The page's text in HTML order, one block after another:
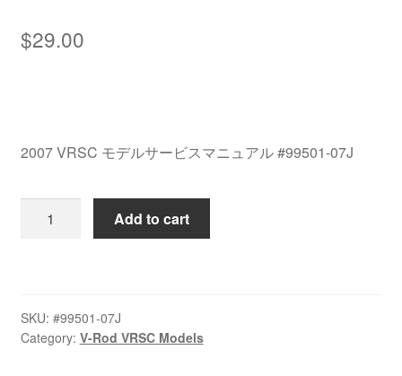
$29.00
2007 VRSC モデルサービスマニュアル #99501-07J
2007
サ
ー
Add to cart
SKU: #99501-07J
Category: V-Rod VRSC Models